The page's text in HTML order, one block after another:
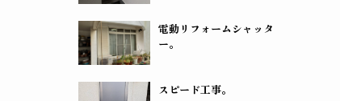
電動リフォームシャッタ
ー。
スピード工事。